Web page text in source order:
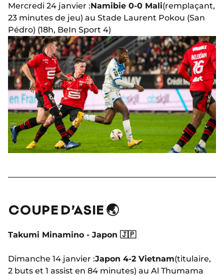
Mercredi 24 janvier :Namibie 0-0 Mali(remplaçant,
23 minutes de jeu) au Stade Laurent Pokou (San
Pédro) (18h, BeIn Sport 4)
COUPE D’ASIE 🌏
Takumi Minamino - Japon 🇯🇵
Dimanche 14 janvier :Japon 4-2 Vietnam(titulaire,
2 buts et 1 assist en 84 minutes) au Al Thumama